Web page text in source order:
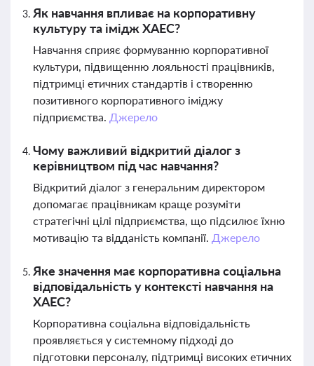
Як навчання впливає на корпоративну
культуру та імідж ХАЕС?
Навчання сприяє формуванню корпоративної
культури, підвищенню лояльності працівників,
підтримці етичних стандартів і створенню
позитивного корпоративного іміджу
підприємства. Джерело
Чому важливий відкритий діалог з
керівництвом під час навчання?
Відкритий діалог з генеральним директором
допомагає працівникам краще розуміти
стратегічні цілі підприємства, що підсилює їхню
мотивацію та відданість компанії. Джерело
Яке значення має корпоративна соціальна
відповідальність у контексті навчання на
ХАЕС?
Корпоративна соціальна відповідальність
проявляється у системному підході до
підготовки персоналу, підтримці високих етичних